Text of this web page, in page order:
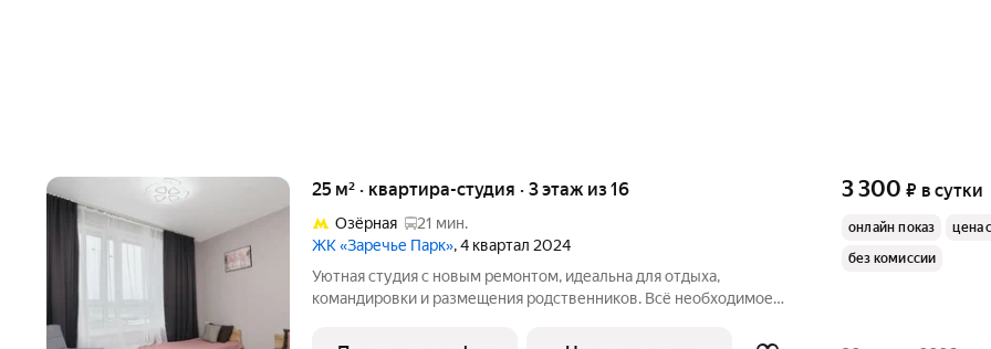
25 м² · квартира-студия · 3 этаж из 16
Озёрная
21 мин.
ЖК «Заречье Парк», 4 квартал 2024
Уютная студия с новым ремонтом, идеальна для отдыха,
командировки и размещения родственников. Всё необходимое
Бесконтактное заселение 24/7! Добро пожаловать, уважаемые
3 300 ₽ в сутки
онлайн показ
цена
без комиссии